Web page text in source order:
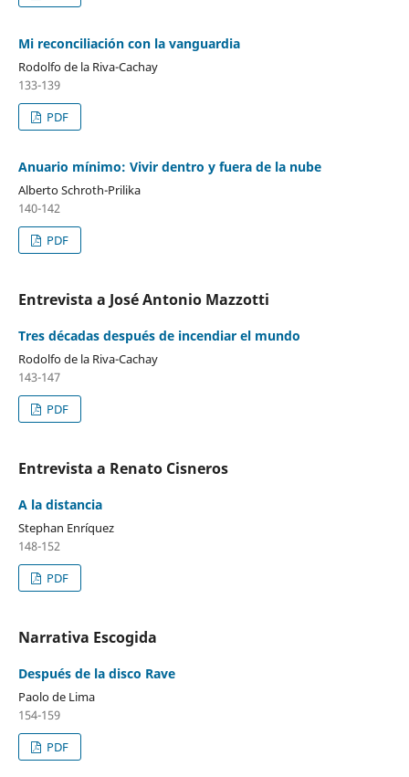
Mi reconciliación con la vanguardia
Rodolfo de la Riva-Cachay
133-139
PDF
Anuario mínimo: Vivir dentro y fuera de la nube
Alberto Schroth-Prilika
140-142
PDF
Entrevista a José Antonio Mazzotti
Tres décadas después de incendiar el mundo
Rodolfo de la Riva-Cachay
143-147
PDF
Entrevista a Renato Cisneros
A la distancia
Stephan Enríquez
148-152
PDF
Narrativa Escogida
Después de la disco Rave
Paolo de Lima
154-159
PDF